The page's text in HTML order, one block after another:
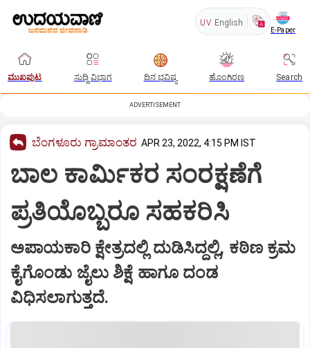
UV English
E-Paper
ಮುಖಪುಟ ಸುದ್ದಿ ವಿಭಾಗ ದಿನ ಭವಿಷ್ಯ ಹೊಂಗಿರಣ Search
ADVERTISEMENT
ಬೆಂಗಳೂರು ಗ್ರಾಮಾಂತರ APR 23, 2022, 4:15 PM IST
ಬಾಲ ಕಾರ್ಮಿಕರ ಸಂರಕ್ಷಣೆಗೆ
ಪ್ರತಿಯೊಬ್ಬರೂ ಸಹಕರಿಸಿ
ಅಪಾಯಕಾರಿ ಕ್ಷೇತ್ರದಲ್ಲಿ ದುಡಿಸಿದ್ದಲ್ಲಿ, ಕಠಿಣ ಕ್ರಮ
ಕೈಗೊಂಡು ಜೈಲು ಶಿಕ್ಷೆ ಹಾಗೂ ದಂಡ
ವಿಧಿಸಲಾಗುತ್ತದೆ.